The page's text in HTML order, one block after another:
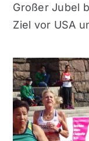
Großer Jubel
Ziel vor USA